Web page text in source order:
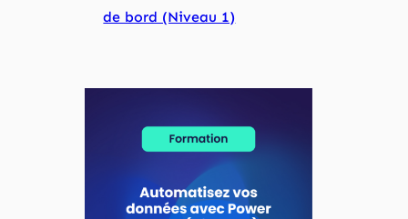
de bord (Niveau 1)